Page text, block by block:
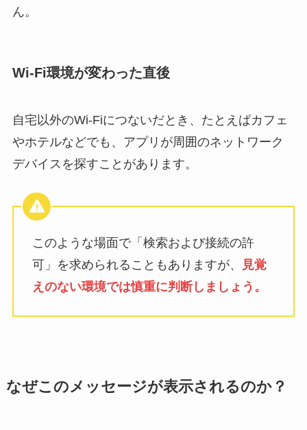
ん。
Wi-Fi環境が変わった直後
自宅以外のWi-Fiにつないだとき、たとえばカフェ
やホテルなどでも、アプリが周囲のネットワーク
デバイスを探すことがあります。
このような場面で「検索および接続の許
可」を求められることもありますが、
見覚
えのない環境では慎重に判断しましょう。
なぜこのメッセージが表示されるのか？